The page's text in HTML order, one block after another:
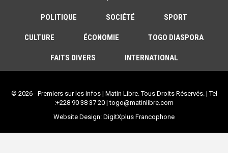
POLITIQUE SOCIÉTÉ SPORT
CULTURE ÉCONOMIE TOGO DIASPORA
FAITS DIVERS INTERNATIONAL
© 2026 - Premiers sur les infos | Matin Libre. Tous Droits Réservés. | Tel
:+228 90 38 37 20 | togo@matinlibre.com
Website Design: DigitXplus Francophone